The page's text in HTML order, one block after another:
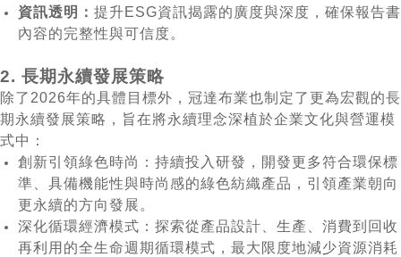
資訊透明： 提升ESG資訊揭露的廣度與深度，確保報告書
內容的完整性與可信度。
2. 長期永續發展策略
除了2026年的具體目標外，冠達布業也制定了更為宏觀的長
期永續發展策略，旨在將永續理念深植於企業文化與營運模
式中：
創新引領綠色時尚：持續投入研發，開發更多符合環保標
準、具備機能性與時尚感的綠色紡織產品，引領產業朝向
更永續的方向發展。
深化循環經濟模式：探索從產品設計、生產、消費到回收
再利用的全生命週期循環模式，最大限度地減少資源消耗